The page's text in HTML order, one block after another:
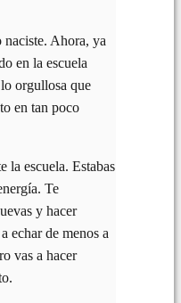
naciste. Ahora, ya
en la escuela
orgullosa que
en tan poco
la escuela. Estabas
Te
y hacer
echar de menos a
vas a hacer